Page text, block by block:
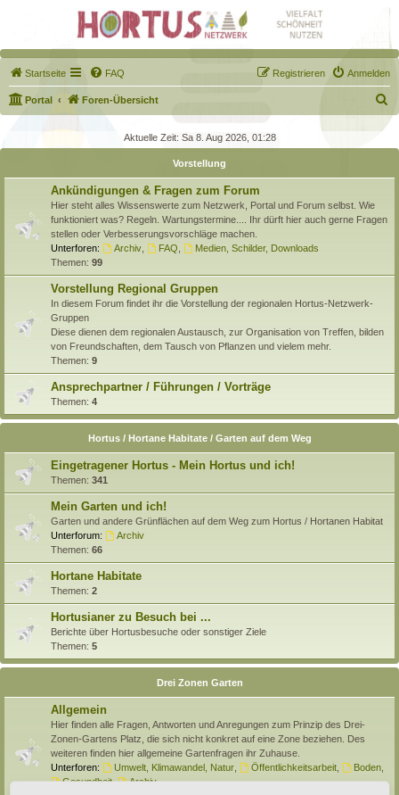
Startseite FAQ Anmelden
Registrieren
Portal Foren-Übersicht
u
Aktuelle Zeit: Sa 8. Aug 2026, 01:28
Vorstellung
Ankündigungen & Fragen zum Forum
Hier steht alles Wissenswerte zum Netzwerk, Portal und Forum selbst. Wie
funktioniert was? Regeln. Wartungstermine.... Ihr dürft hier auch gerne Fragen
stellen oder Verbesserungsvorschläge machen.
Unterforen:
Archiv, FAQ
Medien, Schilder, Downloads
Themen: 99
Vorstellung Regional Gruppen
In diesem Forum findet ihr die Vorstellung der regionalen Hortus-Netzwerk-
Gruppen
Diese dienen dem regionalen Austausch, zur Organisation von Treffen, bilden
von Freundschaften, dem Tausch von Pflanzen und vielem mehr.
Themen: 9
Ansprechpartner / Führungen / Vorträge
Themen: 4
Hortus / Hortane Habitate / Garten auf dem Weg
Eingetragener Hortus - Mein Hortus und ich!
Themen: 341
Mein Garten und ich!
Garten und andere Grünflächen auf dem Weg zum Hortus / Hortanen Habitat
Unterforum:
Archiv
Themen: 66
Hortane Habitate
Themen: 2
Hortusianer zu Besuch bei ...
Berichte über Hortusbesuche oder sonstiger Ziele
Themen: 5
Drei Zonen Garten
Allgemein
Hier finden alle Fragen, Antworten und Anregungen zum Prinzip des Drei-
Zonen-Gartens Platz, die sich nicht konkret auf eine Zone beziehen. Des
weiteren finden hier allgemeine Gartenfragen ihr Zuhause.
Unterforen:
Umwelt, Klimawandel, Natur, Öffentlichkeitsarbeit, Boden,
Gesundheit,
Archiv